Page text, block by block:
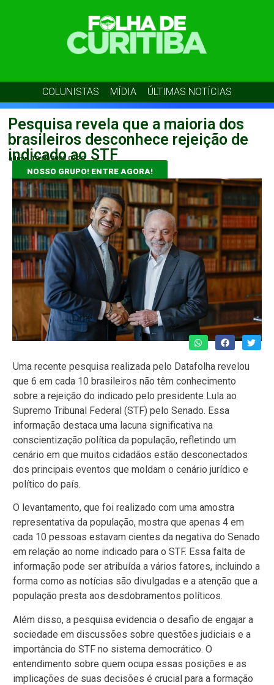
COLUNISTAS MÍDIA ÚLTIMAS NOTÍCIAS
Pesquisa revela que a maioria dos
brasileiros desconhece rejeição de
indicado ao STF
admin 19/05/2026 02:20
NOSSO GRUPO! ENTRE AGORA!
Uma recente pesquisa realizada pelo Datafolha revelou
que 6 em cada 10 brasileiros não têm conhecimento
sobre a rejeição do indicado pelo presidente Lula ao
Supremo Tribunal Federal (STF) pelo Senado. Essa
informação destaca uma lacuna significativa na
conscientização política da população, refletindo um
cenário em que muitos cidadãos estão desconectados
dos principais eventos que moldam o cenário jurídico e
político do país.
O levantamento, que foi realizado com uma amostra
representativa da população, mostra que apenas 4 em
cada 10 pessoas estavam cientes da negativa do Senado
em relação ao nome indicado para o STF. Essa falta de
informação pode ser atribuída a vários fatores, incluindo a
forma como as notícias são divulgadas e a atenção que a
população presta aos desdobramentos políticos.
Além disso, a pesquisa evidencia o desafio de engajar a
sociedade em discussões sobre questões judiciais e a
importância do STF no sistema democrático. O
entendimento sobre quem ocupa essas posições e as
implicações de suas decisões é crucial para a formação